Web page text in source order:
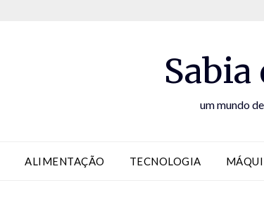
um mundo
ALIMENTAÇÃO TECNOLOGIA